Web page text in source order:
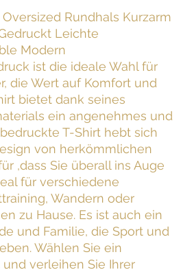
Rundhals Kurzarm
Leichte
Modern
ist die ideale Wahl für
die Wert auf Komfort und
bietet dank seines
ein angenehmes und
T-Shirt hebt sich
von herkömmlichen
,dass Sie überall ins Auge
für verschiedene
Wandern oder
zu Hause. Es ist auch ein
und Familie, die Sport und
Wählen Sie ein
verleihen Sie Ihrer